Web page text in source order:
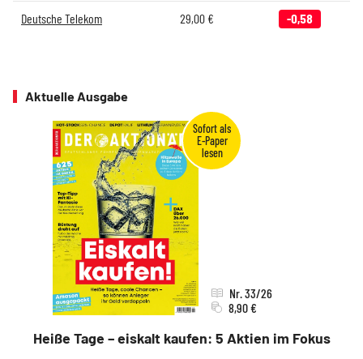
Deutsche Telekom 29,00€ -0,58
Aktuelle Ausgabe
Heiße Tage – eiskalt kaufen: 5 Aktien im Fokus
Nr. 33/26
8,90 €